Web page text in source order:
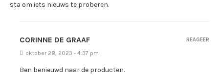
sta om iets nieuws te proberen.
CORINNE DE GRAAF
oktober 28, 2023 - 4:37 pm
Ben benieuwd naar de producten.
REAGEER